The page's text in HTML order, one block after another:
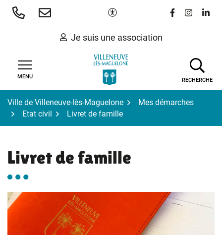
Aller
Paramètres d'accessibilité
Lien vers le
Lien vers
Lien
Je suis une association
MENU
RECHERCHE
Ville de Villeneuve-lès-Maguelone
Mes démarches
Etat civil
Livret de famille
Livret de famille